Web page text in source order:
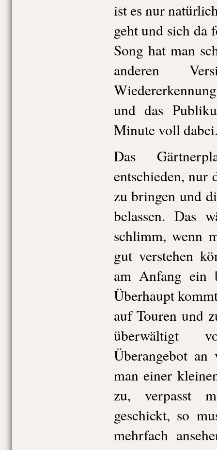
ist es nur
geht und sich da
Song hat man
anderen
und das
Minute voll
Das
entschieden, nur
zu bringen und
belassen. Das
schlimm, wenn
gut verstehen
am Anfang ein
Überhaupt
auf Touren und
überwältigt
Überangebot an
man einer
zu, verpasst
geschickt, so
mehrfach